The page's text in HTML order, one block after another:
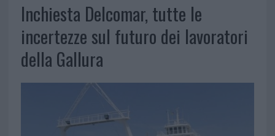
Inchiesta Delcomar, tutte le
incertezze sul futuro dei lavoratori
della Gallura